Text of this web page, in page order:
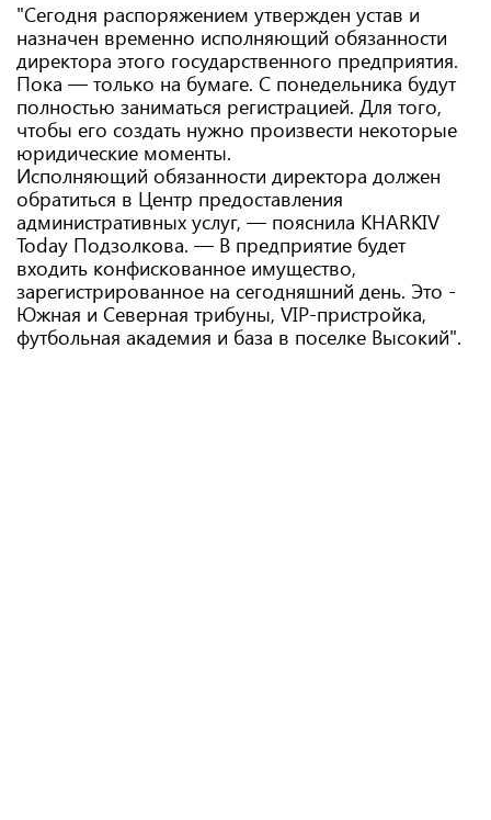
"Сегодня распоряжением утвержден устав и
назначен временно исполняющий обязанности
директора этого государственного предприятия.
Пока — только на бумаге. С понедельника будут
полностью заниматься регистрацией. Для того,
чтобы его создать нужно произвести некоторые
юридические моменты.
Исполняющий обязанности директора должен
обратиться в Центр предоставления
административных услуг, — пояснила KHARKIV
Today Подзолкова. — В предприятие будет
входить конфискованное имущество,
зарегистрированное на сегодняшний день. Это -
Южная и Северная трибуны, VIP-пристройка,
футбольная академия и база в поселке Высокий".